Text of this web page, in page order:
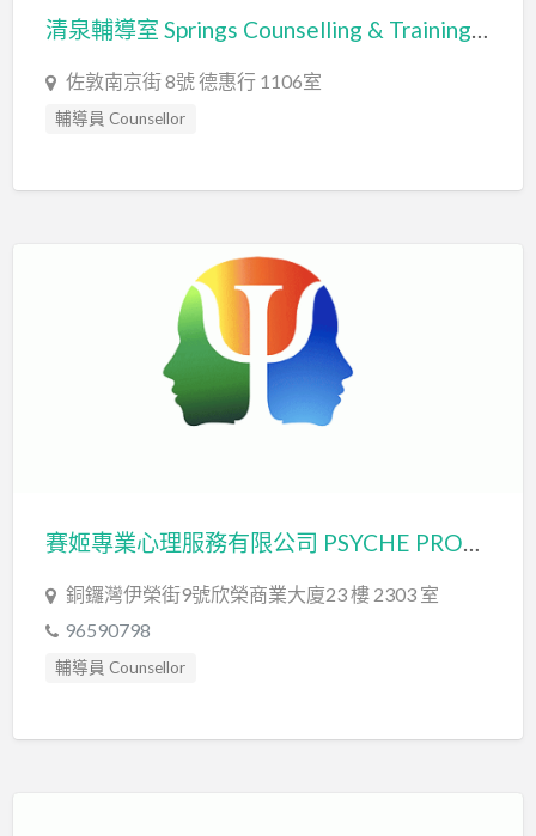
清泉輔導室 Springs Counselling & Training Service
佐敦南京街 8號 德惠行 1106室
輔導員 Counsellor
賽姬專業心理服務有限公司 PSYCHE PROFESSIONAL PSYCHOLOGICAL SERVICES LIMITED
銅鑼灣伊榮街9號​欣榮商業大廈23 樓 2303 室
96590798
輔導員 Counsellor